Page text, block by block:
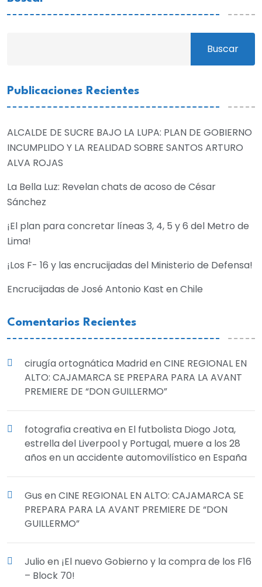
Buscar
Publicaciones Recientes
ALCALDE DE SUCRE BAJO LA LUPA: PLAN DE GOBIERNO
INCUMPLIDO Y LA REALIDAD SOBRE SANTOS ARTURO
ALVA ROJAS
La Bella Luz: Revelan chats de acoso de César
Sánchez
¡El plan para concretar líneas 3, 4, 5 y 6 del Metro de
Lima!
¡Los F- 16 y las encrucijadas del Ministerio de Defensa!
Encrucijadas de José Antonio Kast en Chile
Comentarios Recientes
cirugía ortognática MadridenCINE REGIONAL EN
ALTO: CAJAMARCA SE PREPARA PARA LA AVANT
PREMIERE DE “DON GUILLERMO”
fotografia creativaen El futbolista Diogo Jota,
estrella del Liverpool y Portugal, muere a los 28
años en un accidente automovilístico en España
Gus enCINE REGIONAL EN ALTO: CAJAMARCA SE
PREPARA PARA LA AVANT PREMIERE DE “DON
GUILLERMO”
Julio en ¡El nuevo Gobierno y la compra de los F16
– Block 70!